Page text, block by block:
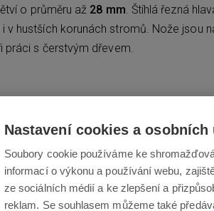
o průměru až 28 mm. Štíhlá řezná
hustších korunách stromů. Nože jsou
práci s čerstvým dřevem.
Nastavení cookies a osobních
Soubory cookie používáme ke
informací o výkonu a používání webu,
ze sociálních médií a ke zlepšení a
reklam. Se souhlasem můžeme také